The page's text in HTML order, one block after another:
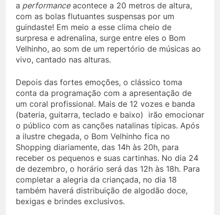
a performanceacontece a 20 metros de altura,
com as bolas flutuantes suspensas por um
guindaste! Em meio a esse clima cheio de
surpresa e adrenalina, surge entre eles o Bom
Velhinho, ao som de um repertório de músicas ao
vivo, cantado nas alturas.
Depois das fortes emoções, o clássico toma
conta da programação com a apresentação de
um coral profissional. Mais de 12 vozes e banda
(bateria, guitarra, teclado e baixo) irão emocionar
o público com as canções natalinas típicas. Após
a ilustre chegada, o Bom Velhinho fica no
Shopping diariamente, das 14h às 20h, para
receber os pequenos e suas cartinhas. No dia 24
de dezembro, o horário será das 12h às 18h. Para
completar a alegria da criançada, no dia 18
também haverá distribuição de algodão doce,
bexigas e brindes exclusivos.